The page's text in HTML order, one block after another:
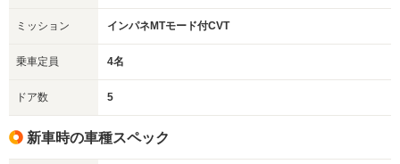
ミッション インパネMTモード付CVT
乗車定員 4名
ドア数 5
新車時の車種スペック